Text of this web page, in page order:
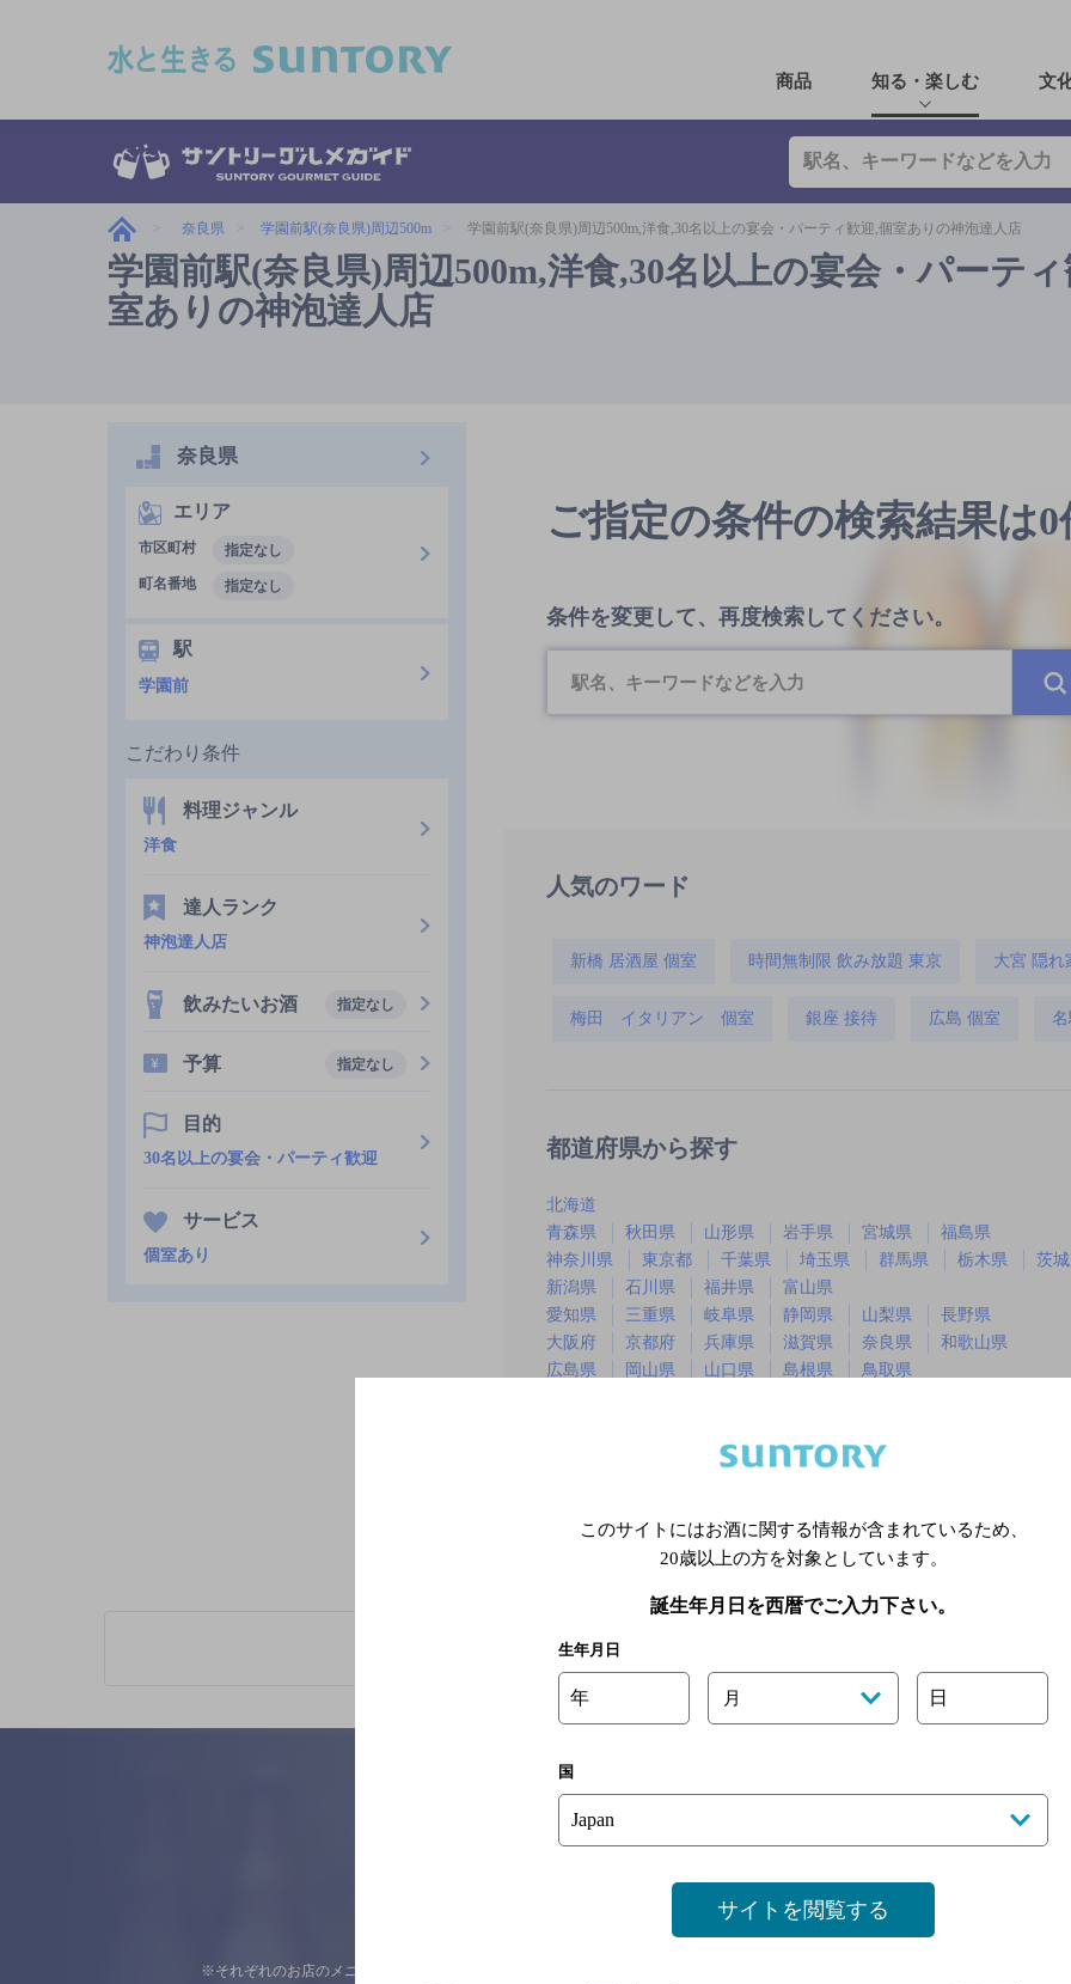
商品 知る・楽しむ 文
奈良県 学園前駅(奈良県)周辺500m 学園前駅(奈良県)周辺500m,洋食,30名以上の宴会・パーティ歓迎,個室ありの神泡達人店
学園前駅(奈良県)周辺500m,洋食,30名以上の宴会・パーティ
室ありの神泡達人店
ご指定の条件の検索結果は0
条件を変更して、再度検索してください。
人気のワード
新橋 居酒屋 個室 時間無制限 飲み放題 東京 大宮 隠れ
梅田 イタリアン 個室 銀座 接待 広島 個室
都道府県から探す
北海道
青森県
秋田県 山形県 岩手県 宮城県
福島県
神奈川県
東京都 千葉県 埼玉県 群馬県 栃木県
茨
新潟県
石川県 福井県
富山県
愛知県
三重県 岐阜県 静岡県 山梨県
長野県
大阪府
京都府 兵庫県 滋賀県 奈良県
和歌山県
広島県
岡山県 山口県 島根県
鳥取県
※店舗によりハイボール取り扱い銘
奈良県
エリア
市区町村
指定なし
町名番地
指定なし
駅
学園前
こだわり条件
料理ジャンル
洋食
達人ランク
神泡達人店
飲みたいお酒 指定なし
予算 指定なし
目的
30名以上の宴会・パーティ歓迎
サービス
個室あり
ご意見・ご感想
※それぞれのお店のメニューや営業時間などの掲載情報については、 念のためお店にご確
このサイトにはお酒に関する情報が含まれているため、
20歳以上の方を対象としています。
誕生年月日を西暦でご入力下さい。
生年月日
年 月 日
国
サイトを閲覧する